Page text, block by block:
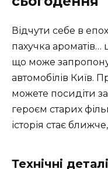
Відчути себе в
пахучка ароматів…
що може
автомобілів Київ.
можете посидіти
героєм старих
історія стає
Технічні